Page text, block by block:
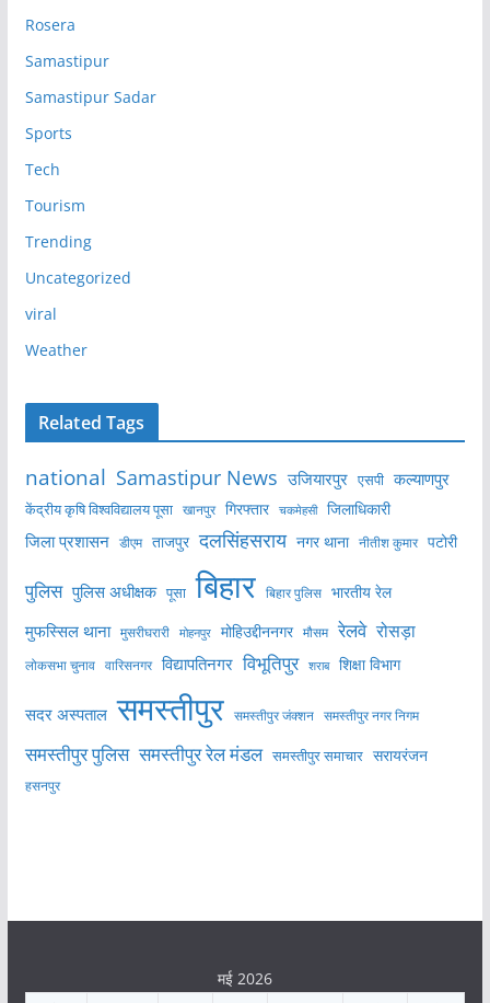
Rosera
Samastipur
Samastipur Sadar
Sports
Tech
Tourism
Trending
Uncategorized
viral
Weather
Related Tags
national Samastipur News उजियारपुर एसपी कल्याणपुर
केंद्रीय कृषि विश्वविद्यालय पूसा खानपुर गिरफ्तार चकमेहसी जिलाधिकारी
जिला प्रशासन डीएम ताजपुर दलसिंहसराय नगर थाना नीतीश कुमार पटोरी
पुलिस पुलिस अधीक्षक पूसा बिहार बिहार पुलिस भारतीय रेल
मुफस्सिल थाना मुसरीघरारी मोहनपुर मोहिउद्दीननगर मौसम रेलवे रोसड़ा
लोकसभा चुनाव वारिसनगर विद्यापतिनगर विभूतिपुर शराब शिक्षा विभाग
सदर अस्पताल समस्तीपुर समस्तीपुर जंक्शन समस्तीपुर नगर निगम
समस्तीपुर पुलिस समस्तीपुर रेल मंडल समस्तीपुर समाचार सरायरंजन
हसनपुर
मई 2026